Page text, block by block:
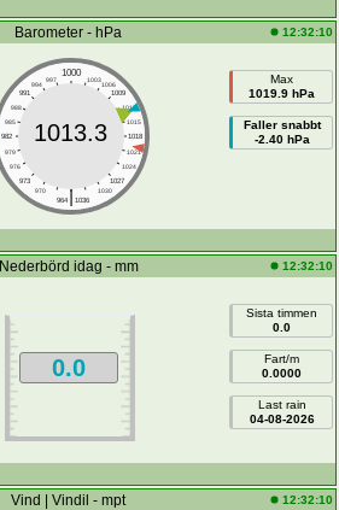
Barometer - hPa 12:32:10
1000
997 1003
994
1006
991
1009
988
1012
985
1015
982
1018
979
1021
976
1024
973
1027
970
1030
|
964 1036
1013.3
Max
1019.9 hPa
Faller snabbt
-2.40 hPa
Nederbörd idag - mm 12:32:10
0.0
Sista timmen
0.0
Fart/m
0.0000
Last rain
04-08-2026
Vind | Vindil - mpt 12:32:10